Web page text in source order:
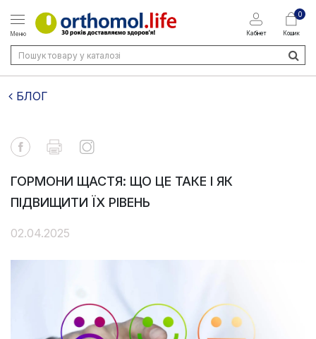
Меню Кабінет
0
Кошик
БЛОГ
ГОРМОНИ ЩАСТЯ: ЩО ЦЕ ТАКЕ І ЯК
ПІДВИЩИТИ ЇХ РІВЕНЬ
02.04.2025